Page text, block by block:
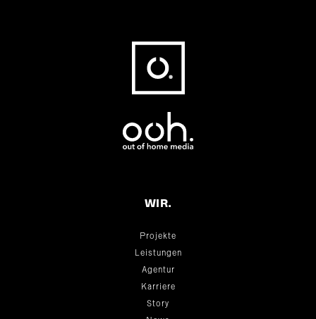
WIR.
Projekte
Leistungen
Agentur
Karriere
Story